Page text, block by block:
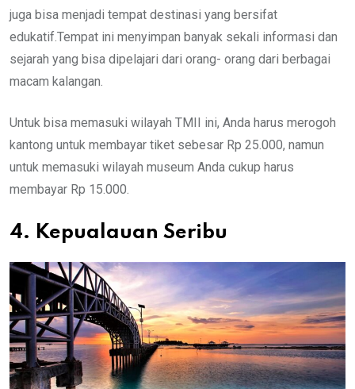
juga bisa menjadi tempat destinasi yang bersifat
edukatif.Tempat ini menyimpan banyak sekali informasi dan
sejarah yang bisa dipelajari dari orang- orang dari berbagai
macam kalangan.
Untuk bisa memasuki wilayah TMII ini, Anda harus merogoh
kantong untuk membayar tiket sebesar Rp 25.000, namun
untuk memasuki wilayah museum Anda cukup harus
membayar Rp 15.000.
4. Kepualauan Seribu